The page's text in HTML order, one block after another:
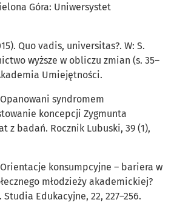
Góra: Uniwersystet
Quo vadis, universitas?. W: S.
wyższe w obliczu zmian (s. 35–
Umiejętności.
syndromem
koncepcji Zygmunta
z badań. Rocznik Lubuski, 39 (1),
konsumpcyjne – bariera w
młodzieży akademickiej?
Edukacyjne, 22, 227–256.